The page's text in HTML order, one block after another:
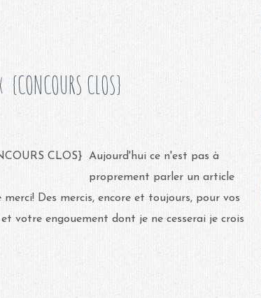
CLOS}
Aujourd'hui ce n'est pas à
proprement parler un article
Des mercis, encore et toujours, pour vos
votre engouement dont je ne cesserai je crois